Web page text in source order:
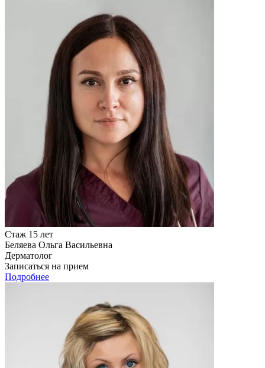
Стаж 15 лет
Беляева Ольга Васильевна
Дерматолог
Записаться на прием
Подробнее